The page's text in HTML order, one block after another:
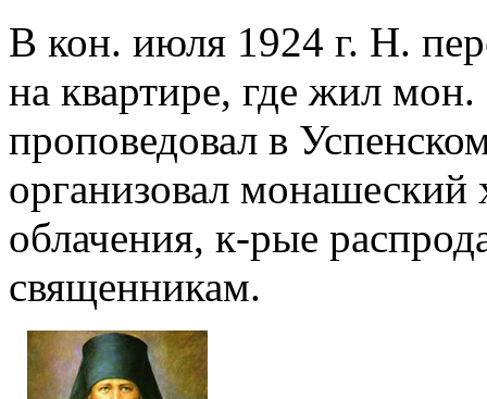
В кон. июля 1924 г. Н.
на квартире, где жил
проповедовал в
организовал
облачения, к-рые
священникам.